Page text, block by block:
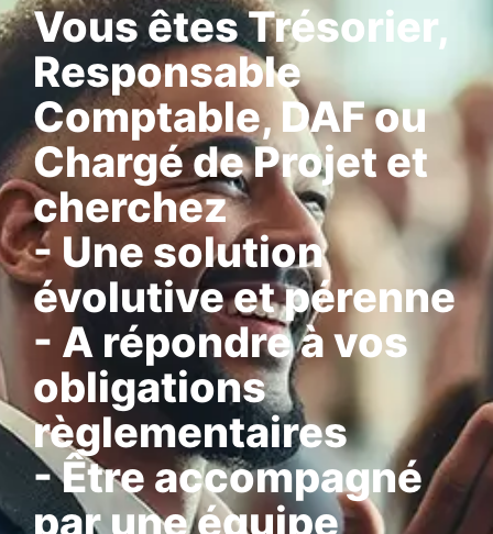
Vous êtes Trésorier,
Responsable
Comptable, DAF ou
Chargé de Projet et
cherchez
- Une solution
évolutive et pérenne
- A répondre à vos
obligations
règlementaires
- Être accompagné
par une équipe